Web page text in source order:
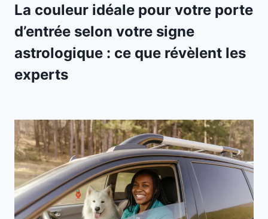
La couleur idéale pour votre porte
d’entrée selon votre signe
astrologique : ce que révèlent les
experts